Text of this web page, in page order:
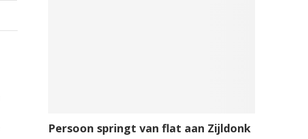
Persoon springt van flat aan Zijldonk